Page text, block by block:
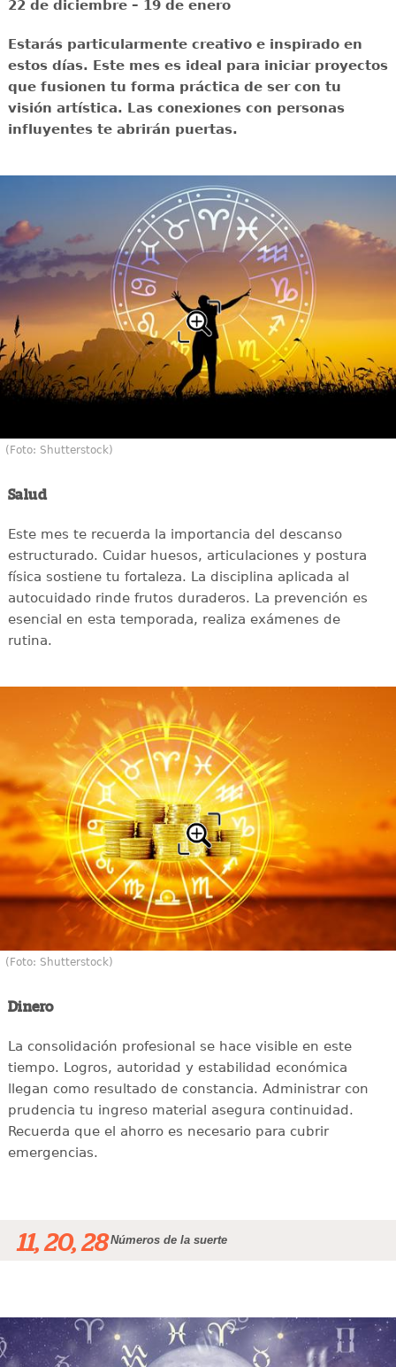
22 de diciembre – 19 de enero
Estarás particularmente creativo e inspirado en
estos días. Este mes es ideal para iniciar proyectos
que fusionen tu forma práctica de ser con tu
visión artística. Las conexiones con personas
influyentes te abrirán puertas.
(Foto: Shutterstock)
Salud
Este mes te recuerda la importancia del descanso
estructurado. Cuidar huesos, articulaciones y postura
física sostiene tu fortaleza. La disciplina aplicada al
autocuidado rinde frutos duraderos. La prevención es
esencial en esta temporada, realiza exámenes de
rutina.
(Foto: Shutterstock)
Dinero
La consolidación profesional se hace visible en este
tiempo. Logros, autoridad y estabilidad económica
llegan como resultado de constancia. Administrar con
prudencia tu ingreso material asegura continuidad.
Recuerda que el ahorro es necesario para cubrir
emergencias.
11, 20, 28Números de la suerte